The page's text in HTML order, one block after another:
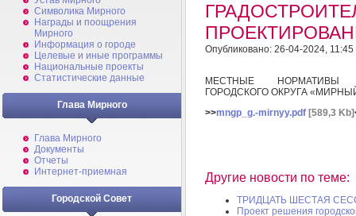
Символика Мирного
Награды и поощрения
Мирного
Информация о городе
Целевые и иные программы
Национальные проекты
Статистические данные
Глава Мирного
Глава Мирного
Документы
Отчеты
Интернет-приемная
Городской Совет
Опубликовано: 26-04-2024, 11:45
МЕСТНЫЕ НОРМАТИВЫ
ГОРОДСКОГО ОКРУГА «МИРНЫЙ»
>>mngp_g.-mirnyy.pdf [589,3 Kb]
Другие новости по теме:
ТРИДЦАТЬ ШЕСТАЯ
Проект решения